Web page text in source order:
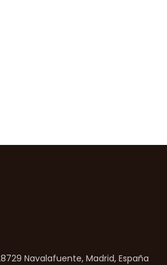
Navalafuente, Madrid, España